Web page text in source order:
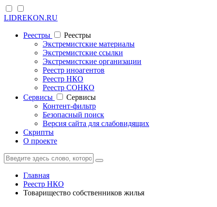
LIDREKON.RU
Реестры
Реестры
Экстремистские материалы
Экстремистские ссылки
Экстремистские организации
Реестр иноагентов
Реестр НКО
Реестр СОНКО
Cервисы
Cервисы
Контент-фильтр
Безопасный поиск
Версия сайта для слабовидящих
Скрипты
О проекте
Главная
Реестр НКО
Товарищество собственников жилья